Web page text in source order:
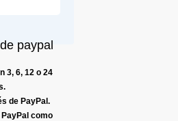
3, 6, 12 o 24
de PayPal.
como